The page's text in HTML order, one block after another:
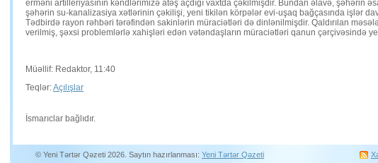
erməni artilleriyasının kəndlərimizə atəş açdığı vaxtda çəkilmişdir. Bundan əlavə, şəhərin
şəhərin su-kanalizasiya xətlərinin çəkilişi, yeni tikilən körpələr evi-uşaq bağçasında işlər
Tədbirdə rayon rəhbəri tərəfindən sakinlərin müraciətləri də dinlənilmişdir. Qaldırılan
verilmiş, şəxsi problemlərlə xahişləri edən vətəndaşların müraciətləri qanun çərçivəsində
Müəllif: Redaktor, 11:40
Teqlər:Açılışlar
İsmarıclar bağlıdır.
© Yeni Tərtər Qəzeti 2026. Saytın hazırlanması: Yeni Tərtər Qəzeti